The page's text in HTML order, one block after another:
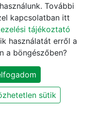
EXP hátsó
28h
Ft
elérhető
További
kapcsolatban itt
tájékoztató
használatát erről a
a böngészőben?
sütik